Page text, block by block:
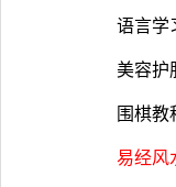
语言学
美容护
围棋教
易经风